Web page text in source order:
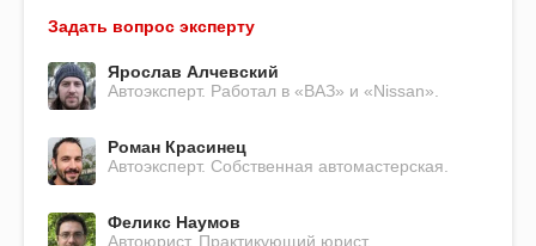
Задать вопрос эксперту
Ярослав Алчевский
Автоэксперт. Работал в «ВАЗ» и «Nissan».
Роман Красинец
Автоэксперт. Собственная автомастерская.
Феликс Наумов
Автоюрист. Практикующий юрист.